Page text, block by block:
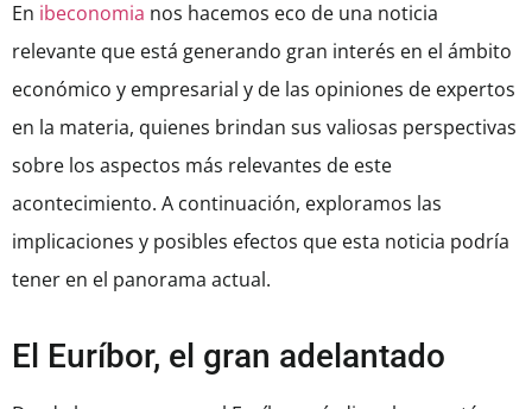
En ibeconomia nos hacemos eco de una noticia
relevante que está generando gran interés en el ámbito
económico y empresarial y de las opiniones de expertos
en la materia, quienes brindan sus valiosas perspectivas
sobre los aspectos más relevantes de este
acontecimiento. A continuación, exploramos las
implicaciones y posibles efectos que esta noticia podría
tener en el panorama actual.
El Euríbor, el gran adelantado